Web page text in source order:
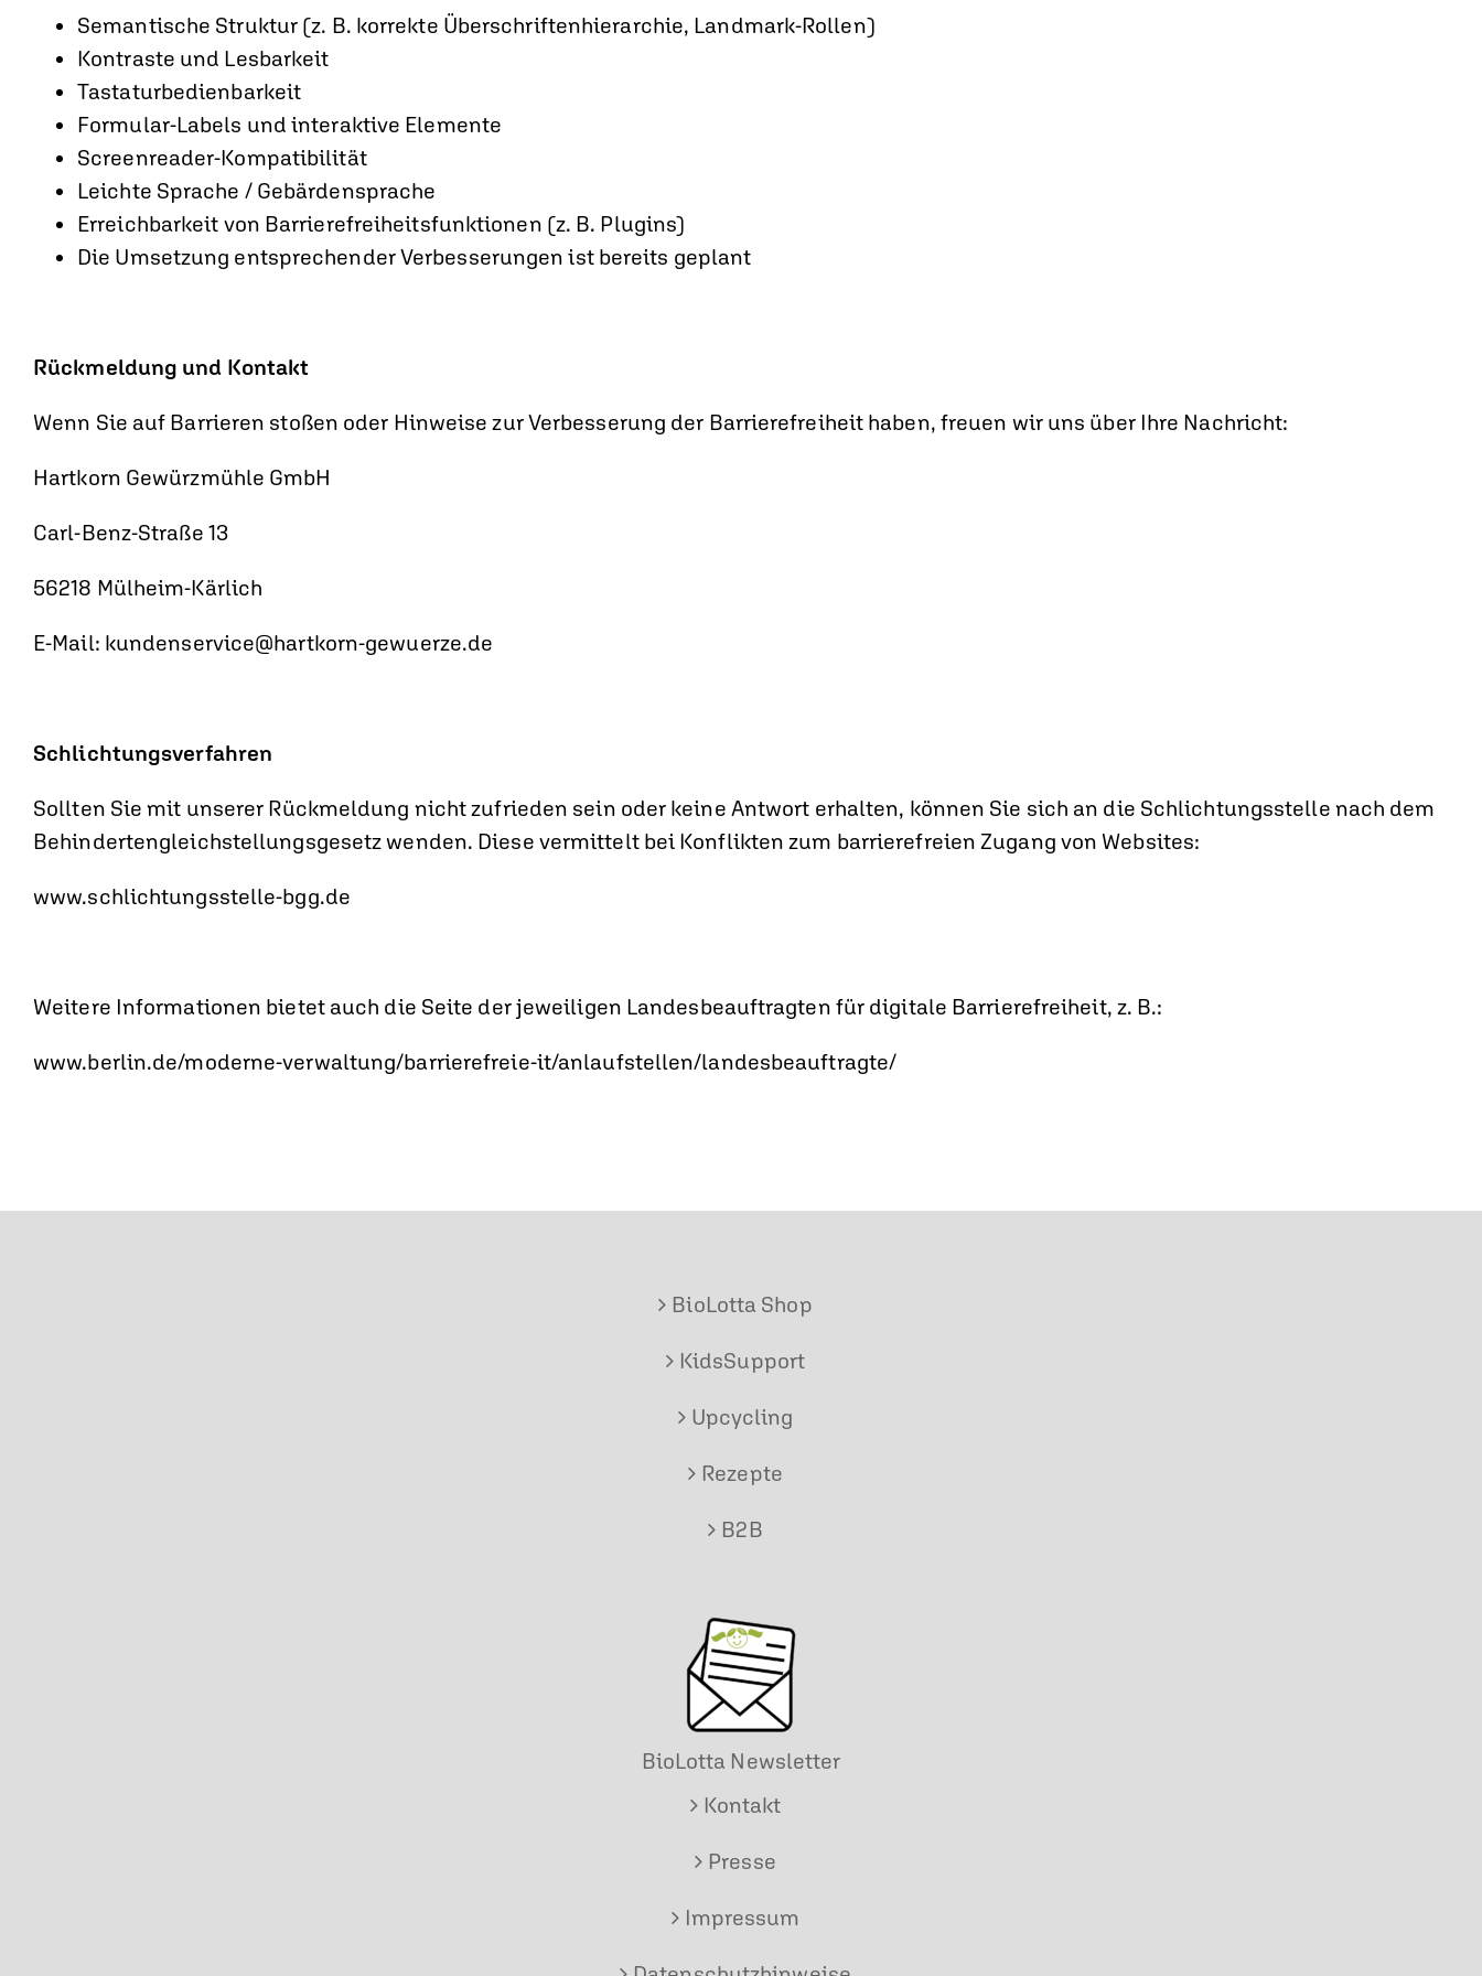
Semantische Struktur (z. B. korrekte Überschriftenhierarchie, Landmark-Rollen)
Kontraste und Lesbarkeit
Tastaturbedienbarkeit
Formular-Labels und interaktive Elemente
Screenreader-Kompatibilität
Leichte Sprache / Gebärdensprache
Erreichbarkeit von Barrierefreiheitsfunktionen (z. B. Plugins)
Die Umsetzung entsprechender Verbesserungen ist bereits geplant
Rückmeldung und Kontakt
Wenn Sie auf Barrieren stoßen oder Hinweise zur Verbesserung der Barrierefreiheit haben, freuen wir uns über Ihre Nachricht:
Hartkorn Gewürzmühle GmbH
Carl-Benz-Straße 13
56218 Mülheim-Kärlich
E-Mail: kundenservice@hartkorn-gewuerze.de
Schlichtungsverfahren
Sollten Sie mit unserer Rückmeldung nicht zufrieden sein oder keine Antwort erhalten, können Sie sich an die Schlichtungsstelle nach dem
Behindertengleichstellungsgesetz wenden. Diese vermittelt bei Konflikten zum barrierefreien Zugang von Websites:
www.schlichtungsstelle-bgg.de
Weitere Informationen bietet auch die Seite der jeweiligen Landesbeauftragten für digitale Barrierefreiheit, z. B.:
www.berlin.de/moderne-verwaltung/barrierefreie-it/anlaufstellen/landesbeauftragte/
BioLotta Shop
KidsSupport
Upcycling
Rezepte
B2B
BioLotta Newsletter
Kontakt
Presse
Impressum